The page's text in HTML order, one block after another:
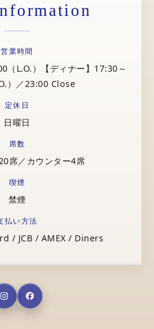
営業時間
（L.O.）【ディナー】17:30～
）／23:00 Close
定休日
日曜日
席数
席／カウンター4席
喫煙
禁煙
払い方法
/ JCB / AMEX / Diners